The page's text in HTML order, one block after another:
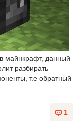
майнкрафт, данный
разбирать
т.е обратный
1